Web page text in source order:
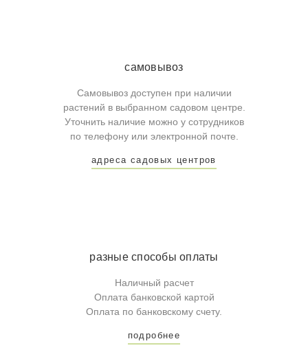
самовывоз
Самовывоз доступен при наличии
растений в выбранном садовом центре.
Уточнить наличие можно у сотрудников
по телефону или электронной почте.
адреса садовых центров
разные способы оплаты
Наличный расчет
Оплата банковской картой
Оплата по банковскому счету.
подробнее